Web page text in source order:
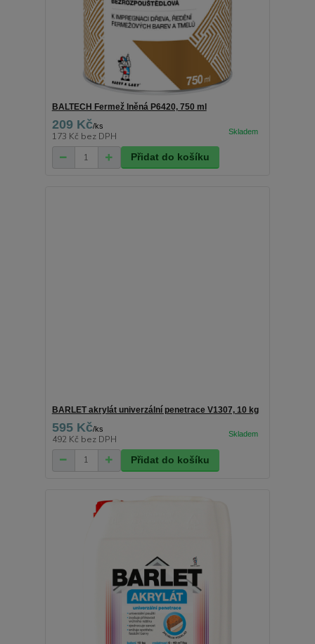
BALTECH Fermež lněná P6420, 750 ml
209 Kč/ks
173 Kč bez DPH
Přidat do košíku
BARLET akrylát univerzální penetrace V1307, 10 kg
595 Kč/ks
492 Kč bez DPH
Přidat do košíku